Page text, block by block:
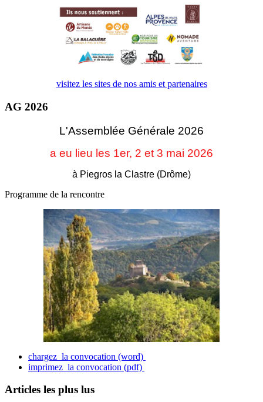
visitez les sites de nos amis et partenaires
AG 2026
L'Assemblée Générale 2026
a eu lieu les 1er, 2 et 3 mai 2026
à Piegros la Clastre (Drôme)
Programme de la rencontre
chargez la convocation (word)
imprimez la convocation (pdf)
Articles les plus lus